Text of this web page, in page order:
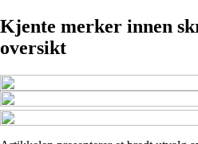
Kjente merker innen
oversikt